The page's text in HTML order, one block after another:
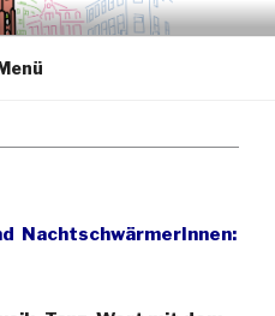
NachtschwärmerInnen: